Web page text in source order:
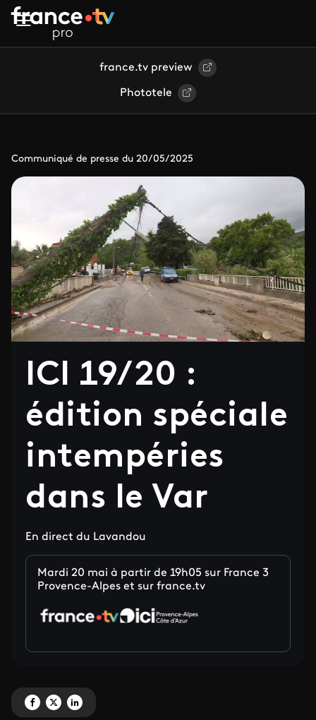
Aller au contenu principal
france.tv preview
Phototele
Communiqué de presse du 20/05/2025
ICI 19/20 :
édition spéciale
intempéries
dans le Var
En direct du Lavandou
Mardi 20 mai à partir de 19h05 sur France 3
Provence-Alpes et sur france.tv
Partagez 'ICI 19/20 : édition spéciale intempéries dans le Var' sur Facebook
Partagez 'ICI 19/20 : édition spéciale intempéries dans le Var' sur X
Partagez 'ICI 19/20 : édition spéciale intempéries dans le Var'